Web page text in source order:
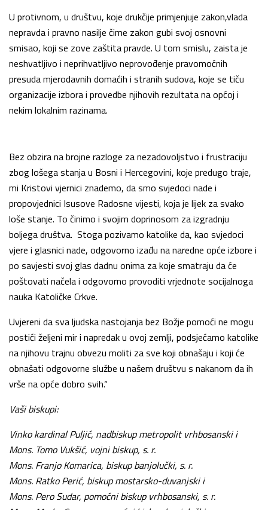
U protivnom, u društvu, koje drukčije primjenjuje zakon,vlada
nepravda i pravno nasilje čime zakon gubi svoj osnovni
smisao, koji se zove zaštita pravde. U tom smislu, zaista je
neshvatljivo i neprihvatljivo neprovođenje pravomoćnih
presuda mjerodavnih domaćih i stranih sudova, koje se tiču
organizacije izbora i provedbe njihovih rezultata na općoj i
nekim lokalnim razinama.
Bez obzira na brojne razloge za nezadovoljstvo i frustraciju
zbog lošega stanja u Bosni i Hercegovini, koje predugo traje,
mi Kristovi vjernici znademo, da smo svjedoci nade i
propovjednici Isusove Radosne vijesti, koja je lijek za svako
loše stanje. To činimo i svojim doprinosom za izgradnju
boljega društva. Stoga pozivamo katolike da, kao svjedoci
vjere i glasnici nade, odgovorno izađu na naredne opće izbore i
po savjesti svoj glas dadnu onima za koje smatraju da će
poštovati načela i odgovorno provoditi vrjednote socijalnoga
nauka Katoličke Crkve.
Uvjereni da sva ljudska nastojanja bez Božje pomoći ne mogu
postići željeni mir i napredak u ovoj zemlji, podsjećamo katolike
na njihovu trajnu obvezu moliti za sve koji obnašaju i koji će
obnašati odgovorne službe u našem društvu s nakanom da ih
vrše na opće dobro svih.“
Vaši biskupi:
Vinko kardinal Puljić, nadbiskup metropolit vrhbosanski i
Mons. Tomo Vukšić, vojni biskup, s. r.
Mons. Franjo Komarica, biskup banjolučki, s. r.
Mons. Ratko Perić, biskup mostarsko-duvanjski i
Mons. Pero Sudar, pomoćni biskup vrhbosanski, s. r.